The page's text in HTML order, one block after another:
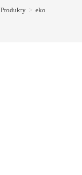
Produkty > eko